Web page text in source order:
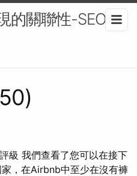
的關聯性-SEO公
級 我們查看了您可以在接下
，在Airbnb中至少在沒有褲